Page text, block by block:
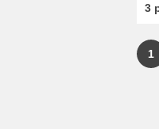
3
1